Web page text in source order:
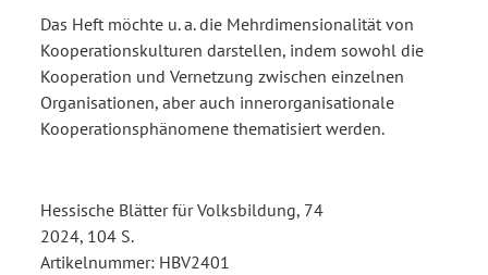
Das Heft möchte u. a. die Mehrdimensionalität von
Kooperationskulturen darstellen, indem sowohl die
Kooperation und Vernetzung zwischen einzelnen
Organisationen, aber auch innerorganisationale
Kooperationsphänomene thematisiert werden.
Hessische Blätter für Volksbildung, 74
2024, 104 S.
Artikelnummer: HBV2401